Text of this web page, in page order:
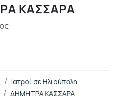
ΚΑΣΣΑΡΑ
Ιατροί σε Ηλιούπολη
ΔΗΜΗΤΡΑ ΚΑΣΣΑΡΑ